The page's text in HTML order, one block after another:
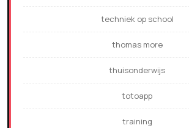
techniek op school
thomas more
thuisonderwijs
totoapp
training